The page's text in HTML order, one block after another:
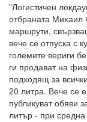
"Логистичен
отбраната Михаил
маршрути,
вече се отпуска с
големите вериги
ги продават на
подходящ за
20 литра. Вече се
публикуват обяви
литър - при